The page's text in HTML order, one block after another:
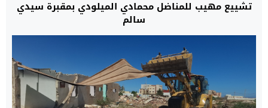
تشييع مهيب للمناضل محمادي الميلودي بمقبرة سيدي
سالم